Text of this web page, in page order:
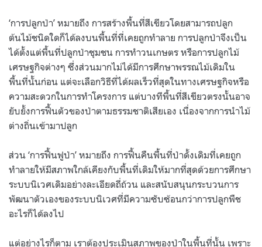
‘การปลูกป่า’ หมายถึง การสร้างพื้นที่สีเขียวโดยสามารถปลูก
ต้นไม้ชนิดใดก็ได้ลงบนพื้นที่ที่เคยถูกทำลาย การปลูกป่าจึงเป็น
ได้ตั้งแต่พื้นที่ปลูกป่าชุมชน การทำวนเกษตร หรือการปลูกไม้
เศรษฐกิจต่างๆ ซึ่งส่วนมากไม่ได้มีการศึกษาพรรณไม้เดิมใน
พื้นที่นั้นก่อน แต่จะเลือกวิธีที่ได้ผลเร็วที่สุดในทางเศรษฐกิจหรือ
ความสะดวกในการทำโครงการ แต่บางทีพื้นที่สีเขียวตรงนั้นอาจ
ยับยั้งการฟื้นตัวของป่าตามธรรมชาติเสียเอง เนื่องจากการนำไม้
ต่างถิ่นเข้ามาปลูก
ส่วน ‘การฟื้นฟูป่า’ หมายถึง การฟื้นคืนพื้นที่ป่าดั้งเดิมที่เคยถูก
ทำลายให้มีสภาพใกล้เคียงกับพื้นที่เดิมให้มากที่สุดด้วยการศึกษา
ระบบนิเวศเดิมอย่างละเอียดถี่ถ้วน และสนับสนุนกระบวนการ
พัฒนาตัวเองของระบบนิเวศที่มีความซับซ้อนกว่าการปลูกพืช
อะไรก็ได้ลงไป
แต่อย่างไรก็ตาม เราต้องประเมินสภาพของป่าในพื้นที่นั้น เพราะ